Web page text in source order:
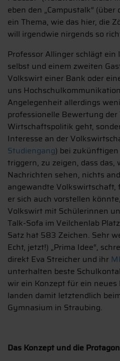
eben den „Campustalk“
ein Thema, wie das hier, die
will irgendwie nirgends so
Professor Allinger schlägt
selbst und einem zweiten
Volkswirt einer Bank oder
uns
Angelegenheit allerdings
professionelle Bewertung der
Wirtschaftspolitik geht,
Interesse an der
Studiengang) bei
triggern, zu zeigen, dass das,
Nachrichten sehen, nichts
angewandte Volkswirtschaft,
er sich auch vorstellen
Volkswirt mit Schülerinnen
Talk-Sofa im Veilchenlab
Satz hat 583 Zeichen. Sehr
Echt, jetzt!) „Prima Idee“,
direkt Eva Streicher und ihr
unterhalten beste
wir ein Konzept für ein neues
landen damit letztendlich
Gymnasium in Straubing.
Das Konzept und die